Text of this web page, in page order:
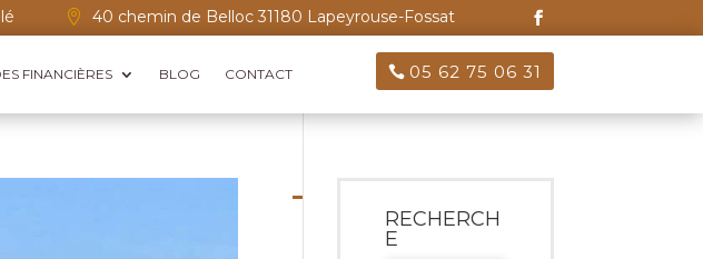
 40 chemin de Belloc 31180 Lapeyrouse-Fossat
FINANCIÈRES BLOG CONTACT 05 62 75 06 31
RECHERCH
E